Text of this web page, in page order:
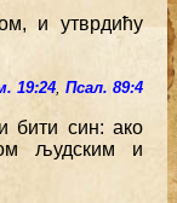
и утврдићу
19:24, Псал. 89:4
бити син: ако
људским и